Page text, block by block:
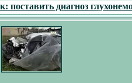
поставить диагноз